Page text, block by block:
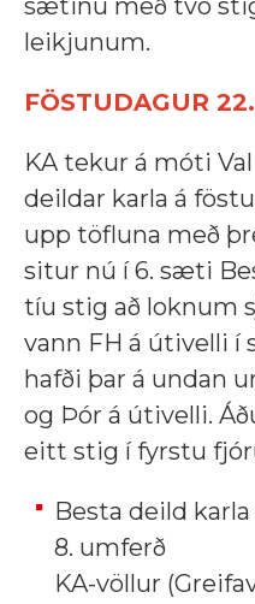
sætinu með tvö
leikjunum.
FÖSTUDAGUR
KA tekur á móti
deildar karla á
upp töfluna með
situr nú í 6. sæti
tíu stig að loknum
vann FH á útivelli í
hafði þar á undan
og Þór á útivelli.
eitt stig í fyrstu
Besta deild
8. umferð
KA-völlur